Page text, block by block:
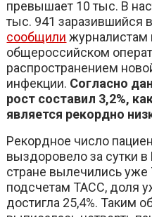
превышает 10 тыс. В
тыс. 941 заразившийся
сообщили журналистам
общероссийском
распространением
инфекции. Согласно
рост составил 3,2%,
является рекордно
Рекордное число
выздоровело за сутки
стране вылечились уже
подсчетам ТАСС, доля
достигла 25,4%. Таким